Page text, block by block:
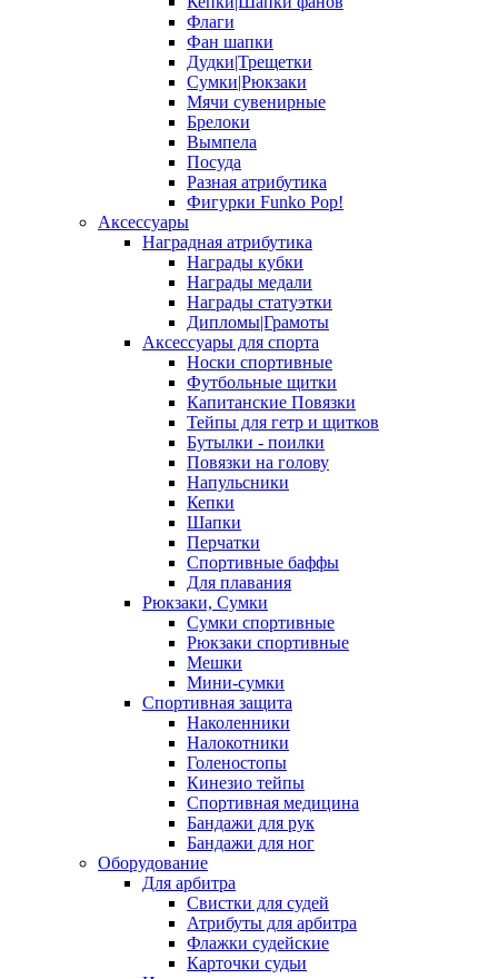
Флаги
Фан шапки
Дудки|Трещетки
Сумки|Рюкзаки
Мячи сувенирные
Брелоки
Вымпела
Посуда
Разная атрибутика
Фигурки Funko Pop!
Аксессуары
Наградная атрибутика
Награды кубки
Награды медали
Награды статуэтки
Дипломы|Грамоты
Аксессуары для спорта
Носки спортивные
Футбольные щитки
Капитанские Повязки
Тейпы для гетр и щитков
Бутылки - поилки
Повязки на голову
Напульсники
Кепки
Шапки
Перчатки
Спортивные баффы
Для плавания
Рюкзаки, Сумки
Сумки спортивные
Рюкзаки спортивные
Мешки
Мини-сумки
Спортивная защита
Наколенники
Налокотники
Голеностопы
Кинезио тейпы
Спортивная медицина
Бандажи для рук
Бандажи для ног
Оборудование
Для арбитра
Свистки для судей
Атрибуты для арбитра
Флажки судейские
Карточки судьи